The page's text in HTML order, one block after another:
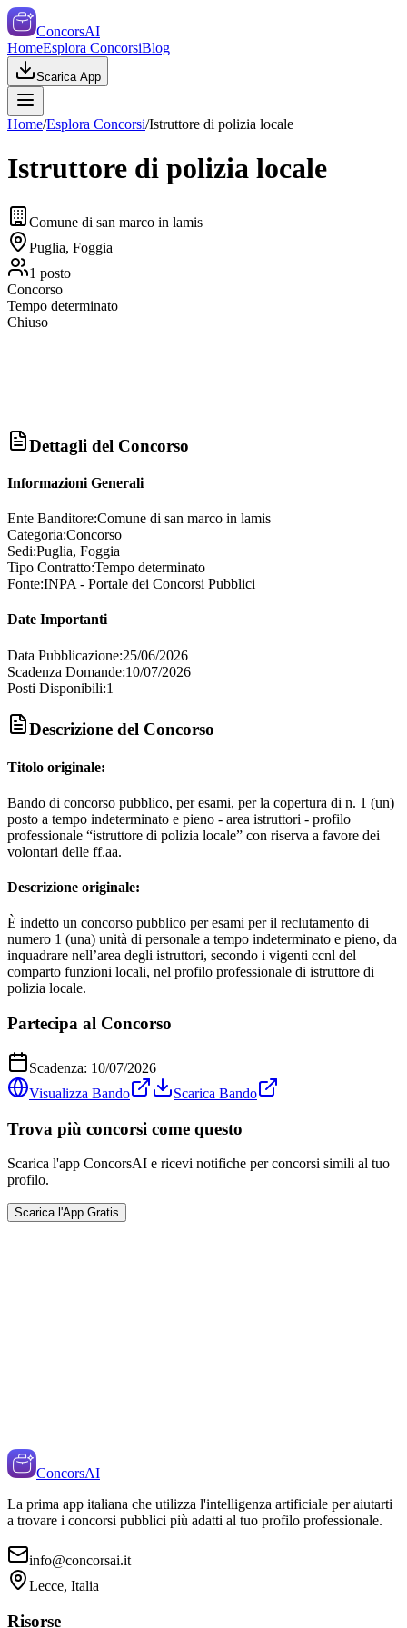
ConcorsAI
HomeEsplora ConcorsiBlog
Scarica App
Home/Esplora Concorsi/Istruttore di polizia locale
Istruttore di polizia locale
Comune di san marco in lamis
Puglia, Foggia
1 posto
Concorso
Tempo determinato
Chiuso
Dettagli del Concorso
Informazioni Generali
Ente Banditore:Comune di san marco in lamis
Categoria:Concorso
Sedi:Puglia, Foggia
Tipo Contratto:Tempo determinato
Fonte:INPA - Portale dei Concorsi Pubblici
Date Importanti
Data Pubblicazione:25/06/2026
Scadenza Domande:10/07/2026
Posti Disponibili:1
Descrizione del Concorso
Titolo originale:
Bando di concorso pubblico, per esami, per la copertura di n. 1 (un)
posto a tempo indeterminato e pieno - area istruttori - profilo
professionale “istruttore di polizia locale” con riserva a favore dei
volontari delle ff.aa.
Descrizione originale:
È indetto un concorso pubblico per esami per il reclutamento di
numero 1 (una) unità di personale a tempo indeterminato e pieno, da
inquadrare nell’area degli istruttori, secondo i vigenti ccnl del
comparto funzioni locali, nel profilo professionale di istruttore di
polizia locale.
Partecipa al Concorso
Scadenza: 10/07/2026
Visualizza Bando
Scarica Bando
Trova più concorsi come questo
Scarica l'app ConcorsAI e ricevi notifiche per concorsi simili al tuo
profilo.
Scarica l'App Gratis
ConcorsAI
La prima app italiana che utilizza l'intelligenza artificiale per aiutarti
a trovare i concorsi pubblici più adatti al tuo profilo professionale.
info@concorsai.it
Lecce, Italia
Risorse